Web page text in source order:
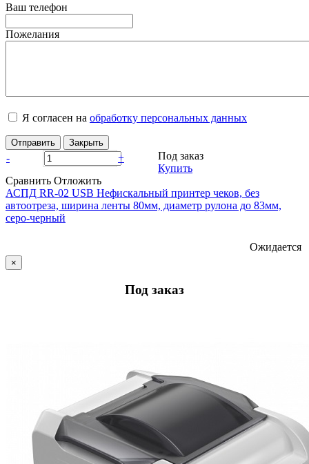
Ваш телефон
Пожелания
Я согласен на обработку персональных данных
Отправить Закрыть
- +
Под заказ
Купить
Сравнить Отложить
АСПД RR-02 USB Нефискальный принтер чеков, без
автоотреза, ширина ленты 80мм, диаметр рулона до 83мм,
серо-черный
Ожидается
×
Под заказ